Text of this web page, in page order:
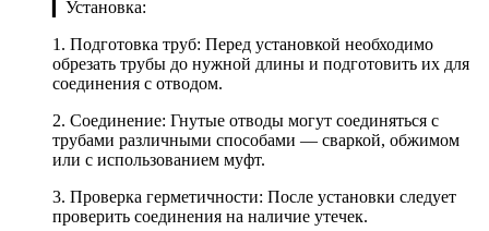
▎Установка:
1. Подготовка труб: Перед установкой необходимо
обрезать трубы до нужной длины и подготовить их для
соединения с отводом.
2. Соединение: Гнутые отводы могут соединяться с
трубами различными способами — сваркой, обжимом
или с использованием муфт.
3. Проверка герметичности: После установки следует
проверить соединения на наличие утечек.